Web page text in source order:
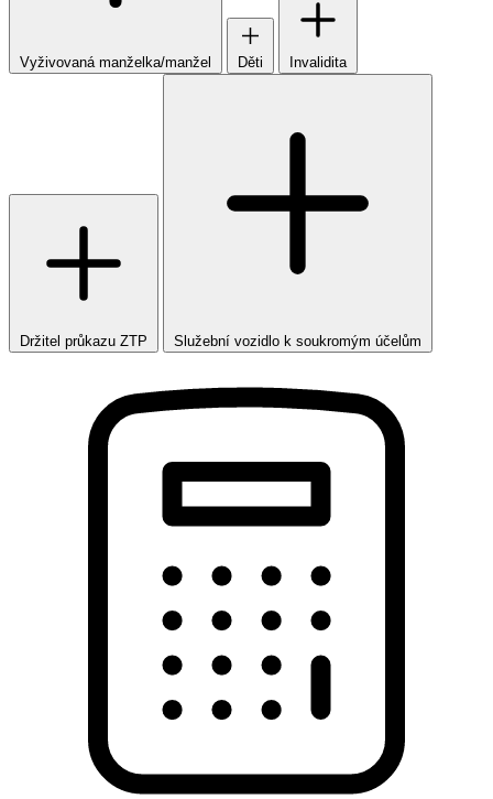
Vyživovaná manželka/manžel Děti Invalidita
Držitel průkazu ZTP Služební vozidlo k soukromým účelům